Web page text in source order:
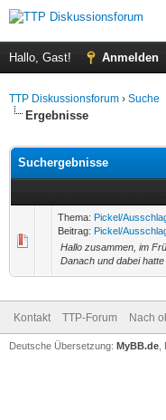
Hallo, Gast! Anmelden
TTP Diskussionsforum › Suche
Ergebnisse
Suchergebnisse
Thema: Pickel/
Beitrag: Pickel/
Hallo zusammen, im
Danach und dabei
Kontakt TTP-Forum Nach
Deutsche Übersetzung: MyBB.de